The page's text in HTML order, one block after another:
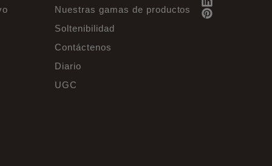
Nuestras gamas de productos
Soltenibilidad
Contáctenos
Diario
UGC